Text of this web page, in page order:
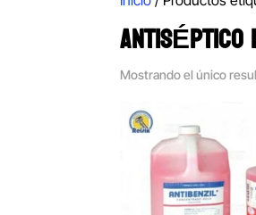
ANTISÉPTICO
Mostrando el único